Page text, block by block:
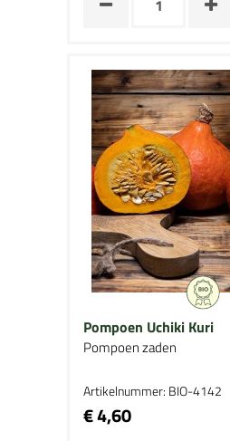
Pompoen Uchiki Kuri
Pompoen zaden
Artikelnummer: BIO-4142
€ 4,60